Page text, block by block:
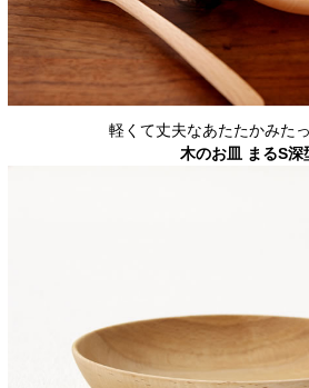
軽くて丈夫なあたたかみた
木のお皿 まるS深